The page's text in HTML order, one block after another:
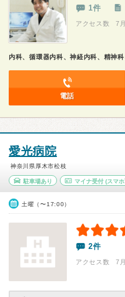
1件
アクセス数 7
内科、循環器内科、神経内科、精神
電話
愛光病院
神奈川県厚木市松枝
駐車場あり マイナ受付(スマホ
土曜（〜17:00）
2件
アクセス数 7